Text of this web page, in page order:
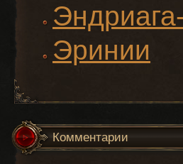
Эринии
Комментарии